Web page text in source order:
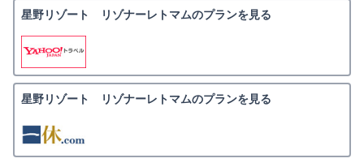
星野リゾート リゾナーレトマムのプランを見る
星野リゾート リゾナーレトマムのプランを見る